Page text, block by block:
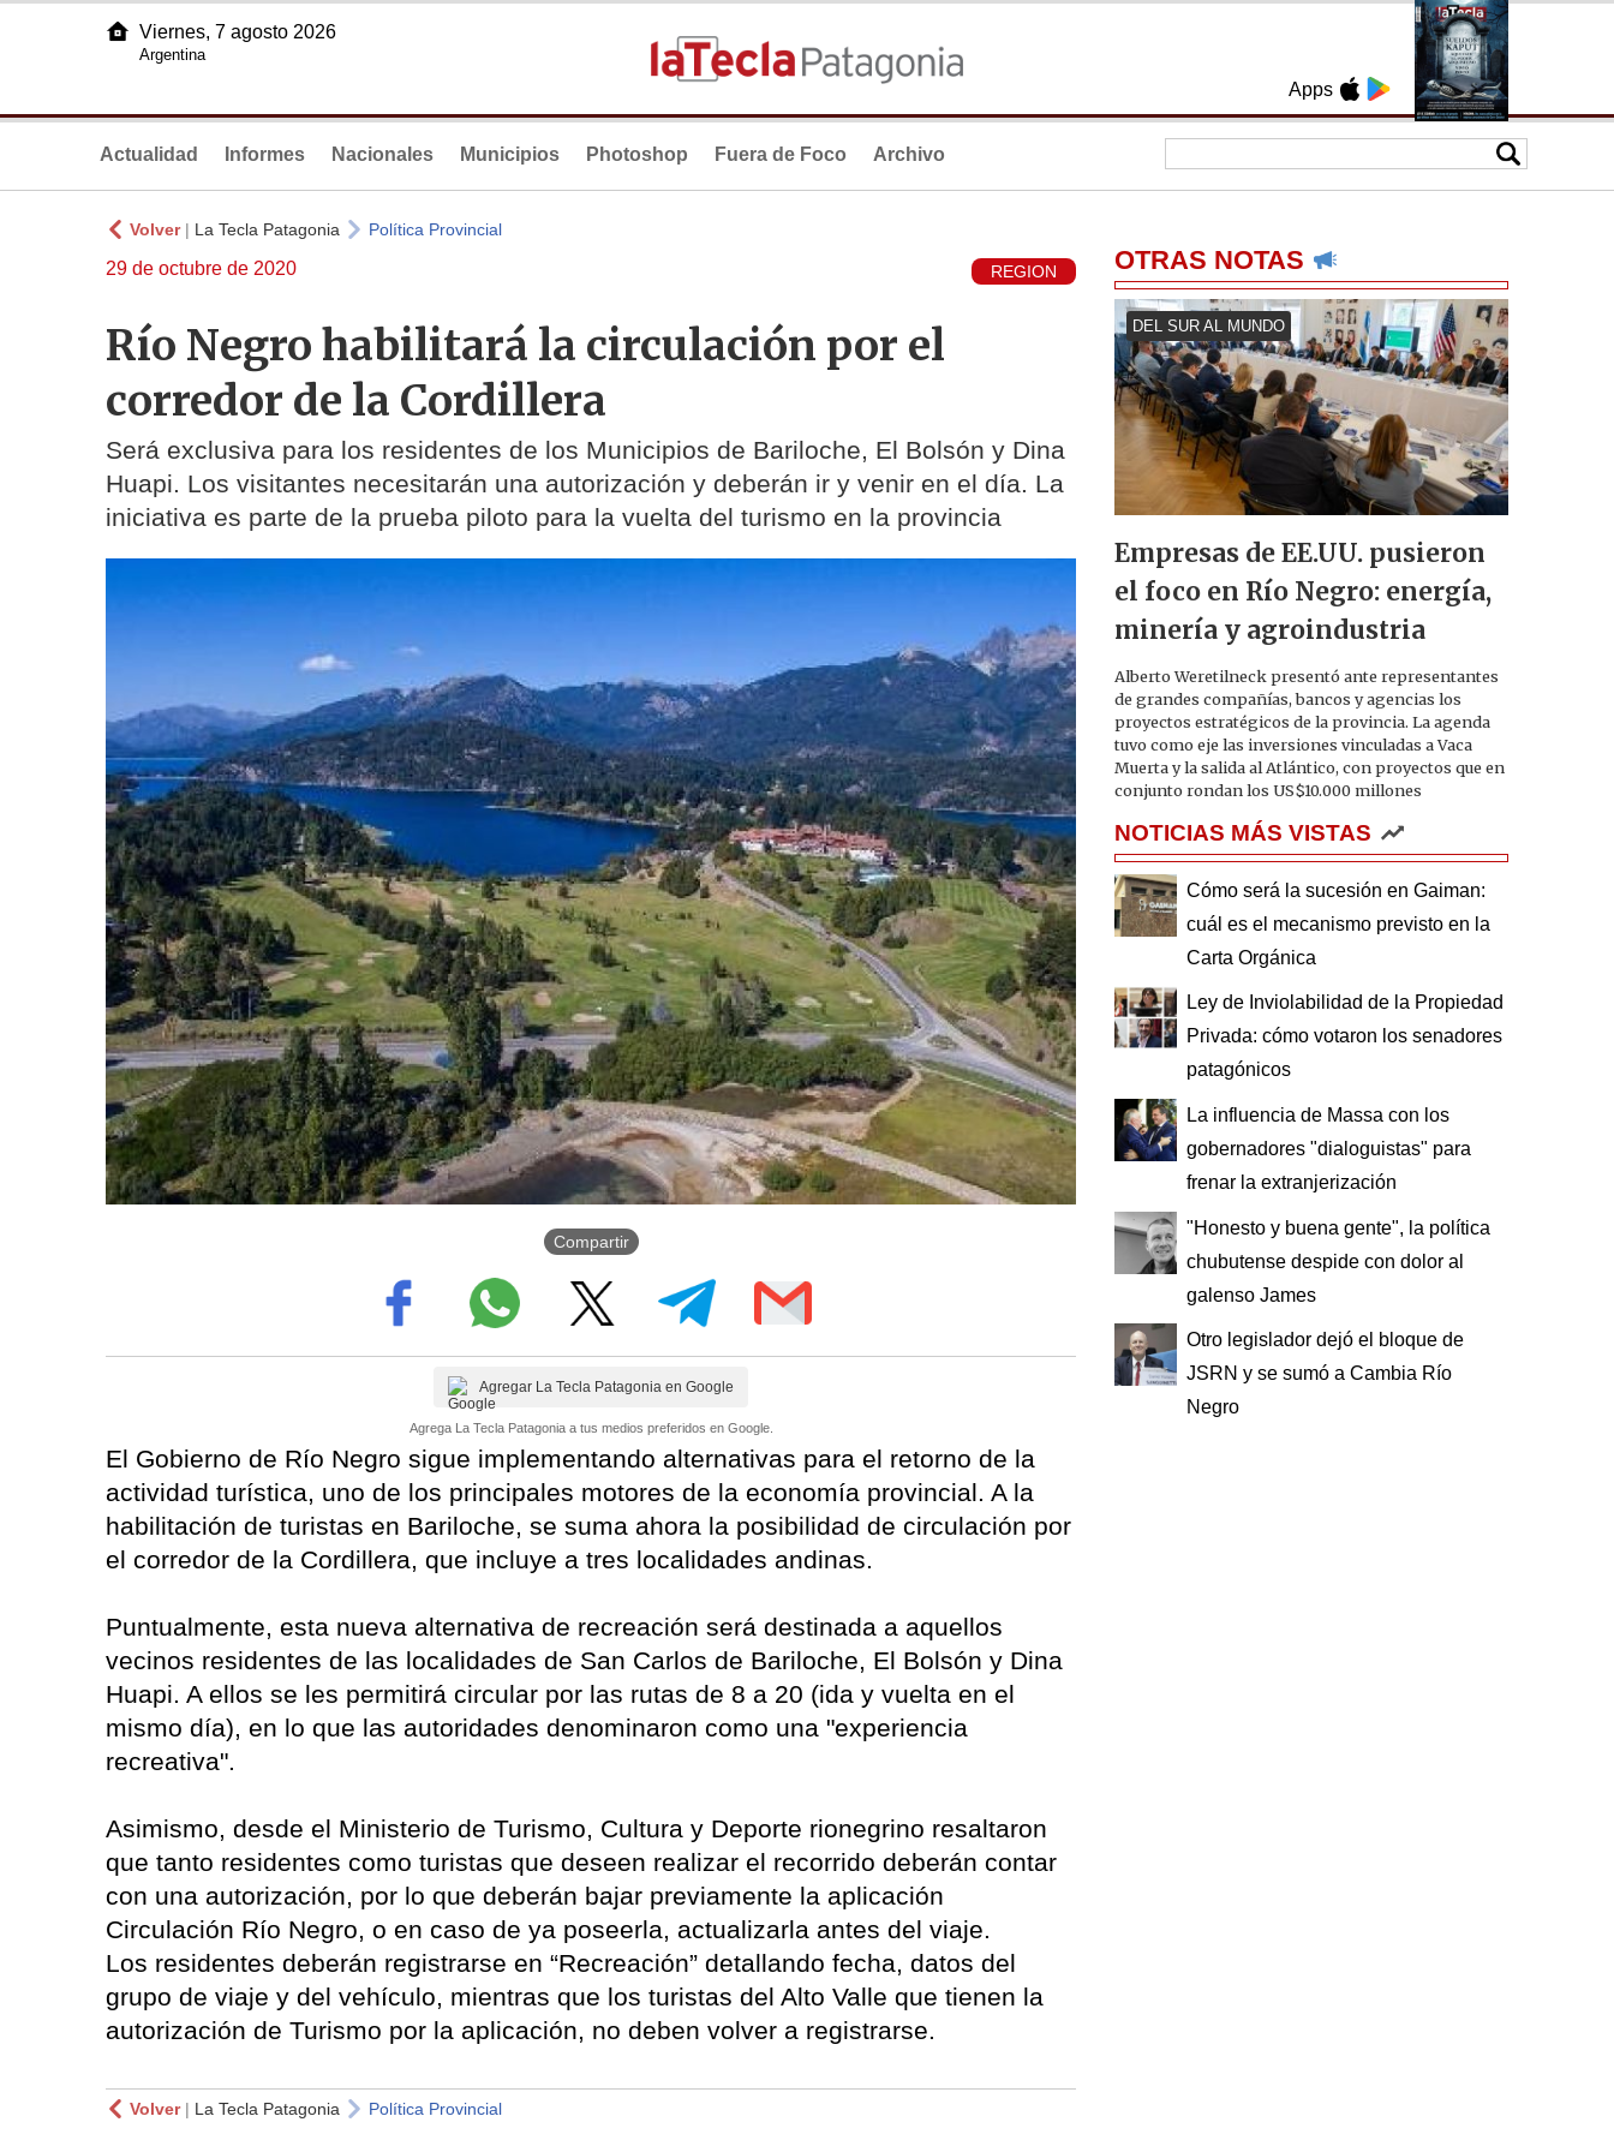
Apps
Viernes, 7 agosto 2026
Argentina
Actualidad Informes Nacionales Municipios Photoshop Fuera de Foco Archivo
Volver| La Tecla Patagonia Política Provincial
29 de octubre de 2020 REGION
Río Negro habilitará la circulación por el
corredor de la Cordillera
Será exclusiva para los residentes de los Municipios de Bariloche, El Bolsón y Dina
Huapi. Los visitantes necesitarán una autorización y deberán ir y venir en el día. La
iniciativa es parte de la prueba piloto para la vuelta del turismo en la provincia
Compartir
Agregar La Tecla Patagonia en Google
Agrega La Tecla Patagonia a tus medios preferidos en Google.
El Gobierno de Río Negro sigue implementando alternativas para el retorno de la
actividad turística, uno de los principales motores de la economía provincial. A la
habilitación de turistas en Bariloche, se suma ahora la posibilidad de circulación por
el corredor de la Cordillera, que incluye a tres localidades andinas.
Puntualmente, esta nueva alternativa de recreación será destinada a aquellos
vecinos residentes de las localidades de San Carlos de Bariloche, El Bolsón y Dina
Huapi. A ellos se les permitirá circular por las rutas de 8 a 20 (ida y vuelta en el
mismo día), en lo que las autoridades denominaron como una "experiencia
recreativa".
Asimismo, desde el Ministerio de Turismo, Cultura y Deporte rionegrino resaltaron
que tanto residentes como turistas que deseen realizar el recorrido deberán contar
con una autorización, por lo que deberán bajar previamente la aplicación
Circulación Río Negro, o en caso de ya poseerla, actualizarla antes del viaje.
Los residentes deberán registrarse en “Recreación” detallando fecha, datos del
grupo de viaje y del vehículo, mientras que los turistas del Alto Valle que tienen la
autorización de Turismo por la aplicación, no deben volver a registrarse.
Volver| La Tecla Patagonia Política Provincial
OTRAS NOTAS
DEL SUR AL MUNDO
Empresas de EE.UU. pusieron
el foco en Río Negro: energía,
minería y agroindustria
Alberto Weretilneck presentó ante representantes
de grandes compañías, bancos y agencias los
proyectos estratégicos de la provincia. La agenda
tuvo como eje las inversiones vinculadas a Vaca
Muerta y la salida al Atlántico, con proyectos que en
conjunto rondan los US$10.000 millones
NOTICIAS MÁS VISTAS
Cómo será la sucesión en Gaiman:
cuál es el mecanismo previsto en la
Carta Orgánica
Ley de Inviolabilidad de la Propiedad
Privada: cómo votaron los senadores
patagónicos
La influencia de Massa con los
gobernadores "dialoguistas" para
frenar la extranjerización
"Honesto y buena gente", la política
chubutense despide con dolor al
galenso James
Otro legislador dejó el bloque de
JSRN y se sumó a Cambia Río
Negro